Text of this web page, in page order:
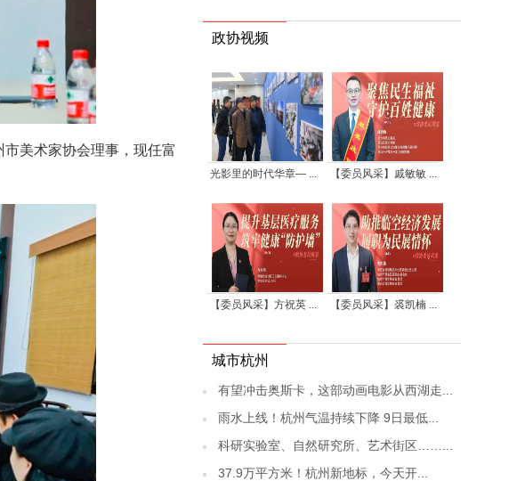
美术家协会理事，现任富
政协视频
光影里的时代华章— ... 【委员风采】戚敏敏 ...
【委员风采】方祝英 ... 【委员风采】裘凯楠 ...
城市杭州
有望冲击奥斯卡，这部动画电影从西湖走...
雨水上线！杭州气温持续下降 9日最低...
科研实验室、自然研究所、艺术街区……...
37.9万平方米！杭州新地标，今天开...